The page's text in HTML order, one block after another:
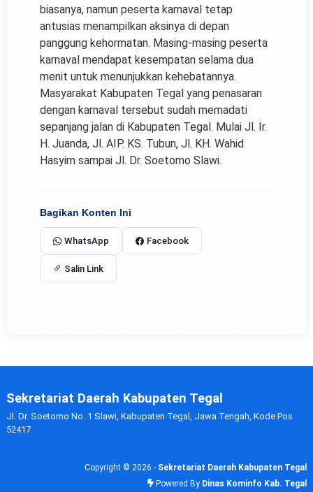
biasanya, namun peserta karnaval tetap
antusias menampilkan aksinya di depan
panggung kehormatan. Masing-masing peserta
karnaval mendapat kesempatan selama dua
menit untuk menunjukkan kehebatannya.
Masyarakat Kabupaten Tegal yang penasaran
dengan karnaval tersebut sudah memadati
sepanjang jalan di Kabupaten Tegal. Mulai Jl. Ir.
H. Juanda, Jl. AIP. KS. Tubun, Jl. KH. Wahid
Hasyim sampai Jl. Dr. Soetomo Slawi.
Bagikan Konten Ini
WhatsApp Facebook
Salin Link
Sekretariat Daerah Kabupaten Tegal
Jl. Dr. Soetomo No. 1 Slawi, Kabupaten Tegal, Jawa Tengah, Kode Pos
52417
Copyright © 2026 - Sekretariat Daerah Kabupaten Tegal
Powered By Dinas Kominfo Kab. Tegal